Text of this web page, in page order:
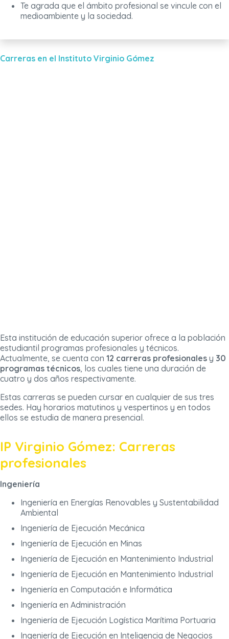
Te agrada que el ámbito profesional se vincule con el
medioambiente y la sociedad.
Carreras en el Instituto Virginio Gómez
Esta institución de educación superior ofrece a la población
estudiantil programas profesionales y técnicos.
Actualmente, se cuenta con 12 carreras profesionales y 30
programas técnicos, los cuales tiene una duración de
cuatro y dos años respectivamente.
Estas carreras se pueden cursar en cualquier de sus tres
sedes. Hay horarios matutinos y vespertinos y en todos
ellos se estudia de manera presencial.
IP Virginio Gómez: Carreras
profesionales
Ingeniería
Ingeniería en Energías Renovables y Sustentabilidad
Ambiental
Ingeniería de Ejecución Mecánica
Ingeniería de Ejecución en Minas
Ingeniería de Ejecución en Mantenimiento Industrial
Ingeniería de Ejecución en Mantenimiento Industrial
Ingeniería en Computación e Informática
Ingeniería en Administración
Ingeniería de Ejecución Logística Marítima Portuaria
Ingeniería de Ejecución en Inteligencia de Negocios